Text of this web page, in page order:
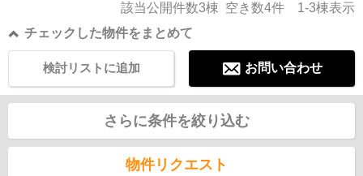
該当公開件数3棟 空き数4件 1-3棟表示
チェックした物件をまとめて
お問い合わせ
検討リストに追加
さらに条件を絞り込む
物件リクエスト